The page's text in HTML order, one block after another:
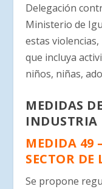
Delegación
Ministerio de
estas
que incluya
niños, niñas,
MEDIDAS
INDUSTRIA
MEDIDA 49
SECTOR DE
Se propone